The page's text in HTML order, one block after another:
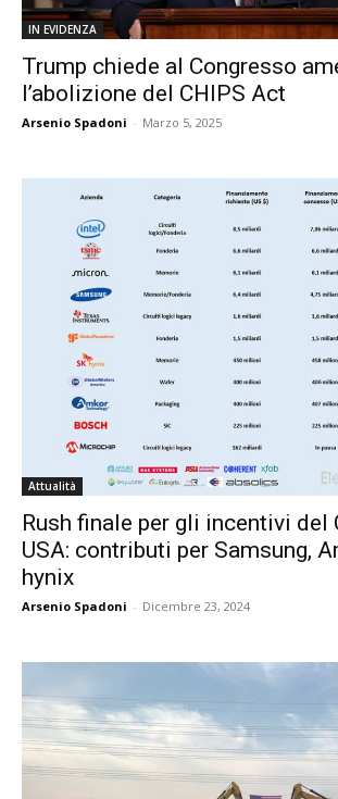
IN EVIDENZA
Trump chiede al Congresso
l’abolizione del CHIPS Act
Arsenio Spadoni - Marzo 5, 2025
Attualità
Rush finale per gli incentivi del
USA: contributi per Samsung,
hynix
Arsenio Spadoni - Dicembre 23, 2024